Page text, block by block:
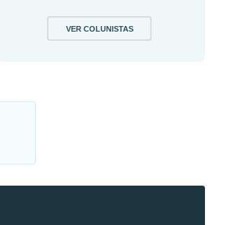
VER COLUNISTAS